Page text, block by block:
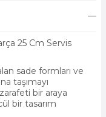
25 Cm Servis
sade formları ve
taşımayı
bir araya
bir tasarım